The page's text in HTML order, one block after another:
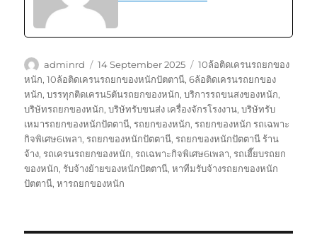
Author
adminrd
Posted
on
14 September 2025 Tags
10ล้อติดเครนรถยกของ
หนัก,10ล้อติดเครนรถยกของหนักปัตตานี,6ล้อติดเครนรถยกของ
หนัก,บรรทุกติดเครน5ตันรถยกของหนัก,บริการรถขนสงของหนัก,
บริษัทรถยกของหนัก,บริษัทรับขนส่ง เครื่องจักรโรงงาน,บริษัทรับ
เหมารถยกของหนักปัตตานี,รถยกของหนัก,รถยกของหนัก รถเฉพาะ
กิจพิเศษ6เพลา,รถยกของหนักปัตตานี,รถยกของหนักปัตตานี ร้าน
จ้าง,รถเครนรถยกของหนัก,รถเฉพาะกิจพิเศษ6เพลา,รถเฮี๊ยบรถยก
ของหนัก,รับจ้างย้ายของหนักปัตตานี,หาทีมรับจ้างรถยกของหนัก
ปัตตานี,หารถยกของหนัก